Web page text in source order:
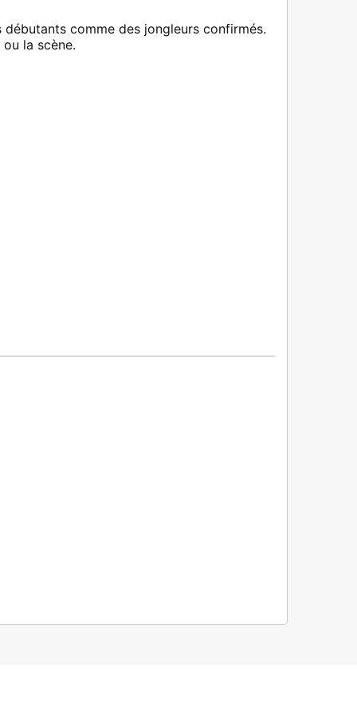
comme des jongleurs confirmés.
la scène.